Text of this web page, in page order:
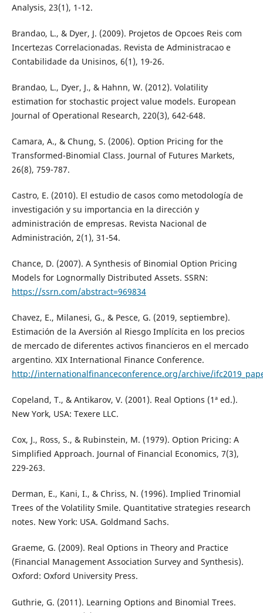
Analysis, 23(1), 1-12.
Brandao, L., & Dyer, J. (2009). Projetos de Opcoes Reis com
Incertezas Correlacionadas. Revista de Administracao e
Contabilidade da Unisinos, 6(1), 19-26.
Brandao, L., Dyer, J., & Hahnn, W. (2012). Volatility
estimation for stochastic project value models. European
Journal of Operational Research, 220(3), 642-648.
Camara, A., & Chung, S. (2006). Option Pricing for the
Transformed-Binomial Class. Journal of Futures Markets,
26(8), 759-787.
Castro, E. (2010). El estudio de casos como metodología de
investigación y su importancia en la dirección y
administración de empresas. Revista Nacional de
Administración, 2(1), 31-54.
Chance, D. (2007). A Synthesis of Binomial Option Pricing
Models for Lognormally Distributed Assets. SSRN:
https://ssrn.com/abstract=969834
Chavez, E., Milanesi, G., & Pesce, G. (2019, septiembre).
Estimación de la Aversión al Riesgo Implícita en los precios
de mercado de diferentes activos financieros en el mercado
argentino. XIX International Finance Conference.
http://internationalfinanceconference.org/archive/
Copeland, T., & Antikarov, V. (2001). Real Options (1ª ed.).
New York, USA: Texere LLC.
Cox, J., Ross, S., & Rubinstein, M. (1979). Option Pricing: A
Simplified Approach. Journal of Financial Economics, 7(3),
229-263.
Derman, E., Kani, I., & Chriss, N. (1996). Implied Trinomial
Trees of the Volatility Smile. Quantitative strategies research
notes. New York: USA. Goldmand Sachs.
Graeme, G. (2009). Real Options in Theory and Practice
(Financial Management Association Survey and Synthesis).
Oxford: Oxford University Press.
Guthrie, G. (2011). Learning Options and Binomial Trees.